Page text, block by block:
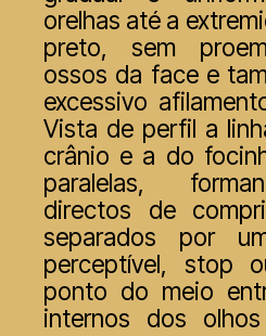
orelhas até a
preto, sem
ossos da face e
excessivo
Vista de perfil a
crânio e a do
paralelas,
directos de
separados por
perceptível, stop
ponto do meio
internos dos